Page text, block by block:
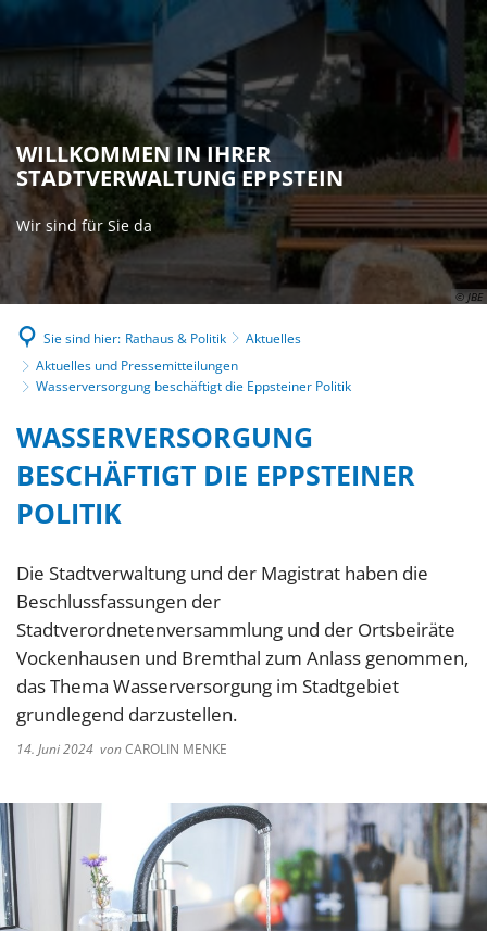
© JBE
WILLKOMMEN IN IHRER
STADTVERWALTUNG EPPSTEIN
Wir sind für Sie da
Sie sind hier: Rathaus & Politik
Aktuelles
Aktuelles und Pressemitteilungen
Wasserversorgung beschäftigt die Eppsteiner Politik
WASSERVERSORGUNG
BESCHÄFTIGT DIE EPPSTEINER
POLITIK
Die Stadtverwaltung und der Magistrat haben die
Beschlussfassungen der
Stadtverordnetenversammlung und der Ortsbeiräte
Vockenhausen und Bremthal zum Anlass genommen,
das Thema Wasserversorgung im Stadtgebiet
grundlegend darzustellen.
14. Juni 2024 vonCAROLIN MENKE